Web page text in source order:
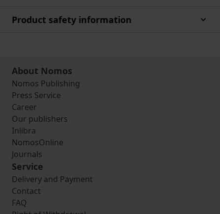
Product safety information
About Nomos
Nomos Publishing
Press Service
Career
Our publishers
Inlibra
NomosOnline
Journals
Service
Delivery and Payment
Contact
FAQ